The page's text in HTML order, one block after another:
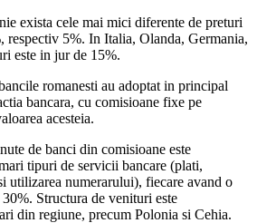
exista cele mai mici diferente de preturi
respectiv 5%. In Italia, Olanda, Germania,
este in jur de 15%.
romanesti au adoptat in principal
bancara, cu comisioane fixe pe
acesteia.
de banci din comisioane este
tipuri de servicii bancare (plati,
utilizarea numerarului), fiecare avand o
Structura de venituri este
din regiune, precum Polonia si Cehia.